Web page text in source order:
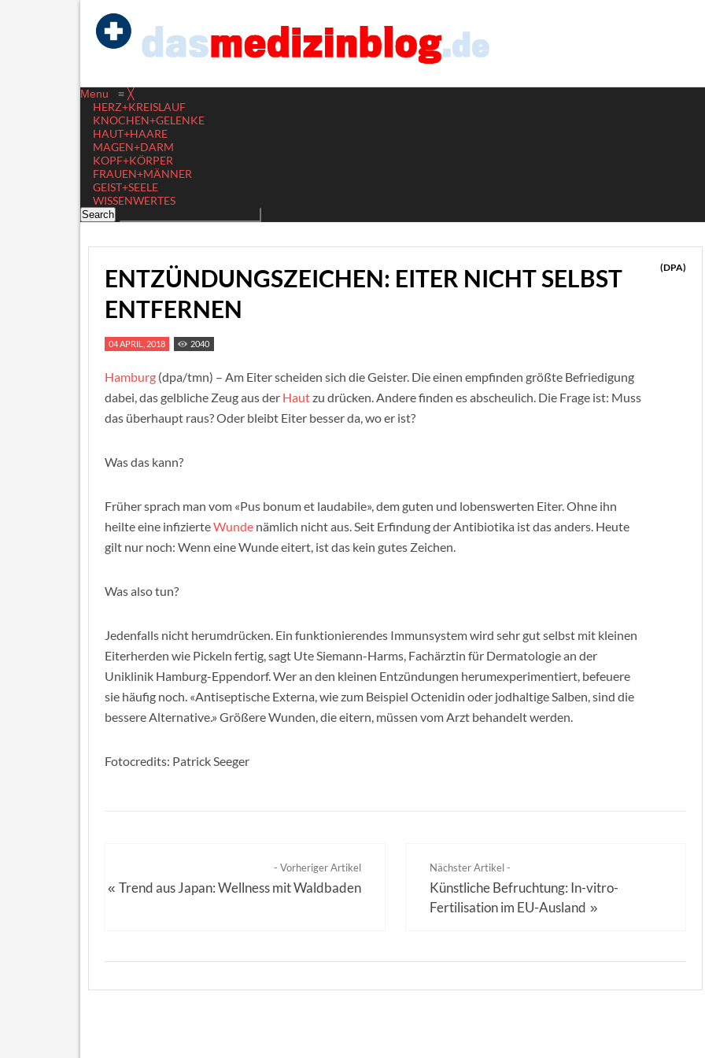
Menu ≡ ╳
HERZ+KREISLAUF
KNOCHEN+GELENKE
HAUT+HAARE
MAGEN+DARM
KOPF+KÖRPER
FRAUEN+MÄNNER
GEIST+SEELE
WISSENWERTES
ENTZÜNDUNGSZEICHEN: EITER NICHT SELBST
ENTFERNEN
(DPA)
04 APRIL, 2018 2040
Hamburg (dpa/tmn) – Am Eiter scheiden sich die Geister. Die einen empfinden größte Befriedigung
dabei, das gelbliche Zeug aus der Hautzu drücken. Andere finden es abscheulich. Die Frage ist: Muss
das überhaupt raus? Oder bleibt Eiter besser da, wo er ist?
Was das kann?
Früher sprach man vom «Pus bonum et laudabile», dem guten und lobenswerten Eiter. Ohne ihn
heilte eine infizierteWunde nämlich nicht aus. Seit Erfindung der Antibiotika ist das anders. Heute
gilt nur noch: Wenn eine Wunde eitert, ist das kein gutes Zeichen.
Was also tun?
Jedenfalls nicht herumdrücken. Ein funktionierendes Immunsystem wird sehr gut selbst mit kleinen
Eiterherden wie Pickeln fertig, sagt Ute Siemann-Harms, Fachärztin für Dermatologie an der
Uniklinik Hamburg-Eppendorf. Wer an den kleinen Entzündungen herumexperimentiert, befeuere
sie häufig noch. «Antiseptische Externa, wie zum Beispiel Octenidin oder jodhaltige Salben, sind die
bessere Alternative.» Größere Wunden, die eitern, müssen vom Arzt behandelt werden.
Fotocredits: Patrick Seeger
- Vorheriger Artikel
« Trend aus Japan: Wellness mit Waldbaden
Nächster Artikel -
Künstliche Befruchtung: In-vitro-
Fertilisation im EU-Ausland »